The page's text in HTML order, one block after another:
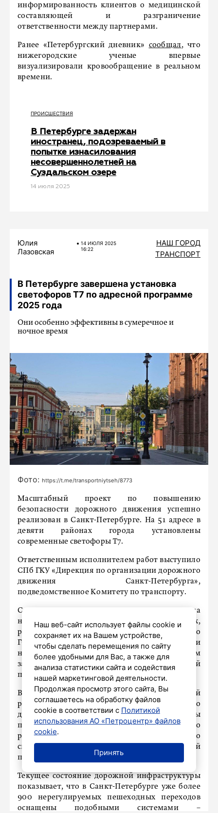
информированность клиентов о медицинской
составляющей и разграничение
ответственности между партнерами.
Ранее «Петербургский дневник» сообщал, что
нижегородские ученые впервые
визуализировали кровообращение в реальном
времени.
ПРОИСШЕСТВИЯ
В Петербурге задержан
иностранец, подозреваемый в
попытке изнасилования
несовершеннолетней на
Суздальском озере
14 июля 2025
Юлия
Лазовская
14 ИЮЛЯ 2025
16:22
НАШ ГОРОД
ТРАНСПОРТ
В Петербурге завершена установка
светофоров Т7 по адресной программе
2025 года
Они особенно эффективны в сумеречное и
ночное время
Фото: https://t.me/transportniytseh/8773
Масштабный проект по повышению
безопасности дорожного движения успешно
реализован в Санкт-Петербурге. На 51 адресе в
девяти районах города установлены
современные светофоры Т7.
Ответственным исполнителем работ выступило
СПб ГКУ «Дирекция по организации дорожного
движения Санкт-Петербурга»,
подведомственное Комитету по транспорту.
Светофоры Т7 устанавливаются на
нерегулируемых пешеходных переходах,
работают в проблесковом режиме согласно
ГОСТ. Особенно эффективны в сумеречное и
ночное время, помогают водителям
заблаговременно заметить пешеходный
переход.
Важность установки обусловлена их ключевой
ролью в обеспечении безопасности дорожного
движения. Проблесковый режим работы
привлекает внимание водителей с большого
расстояния, что позволяет своевременно
снизить скорость и обеспечить безопасный
проезд пешеходного перехода.
Текущее состояние дорожной инфраструктуры
показывает, что в Санкт-Петербурге уже более
900 нерегулируемых пешеходных переходов
оснащены подобными системами –
Наш веб-сайт использует файлы cookie и
сохраняет их на Вашем устройстве,
чтобы сделать перемещения по сайту
более удобными для Вас, а также для
анализа статистики сайта и содействия
нашей маркетинговой деятельности.
Продолжая просмотр этого сайта, Вы
соглашаетесь на обработку файлов
cookie в соответствии с Политикой
использования АО «Петроцентр» файлов
cookie.
Принять